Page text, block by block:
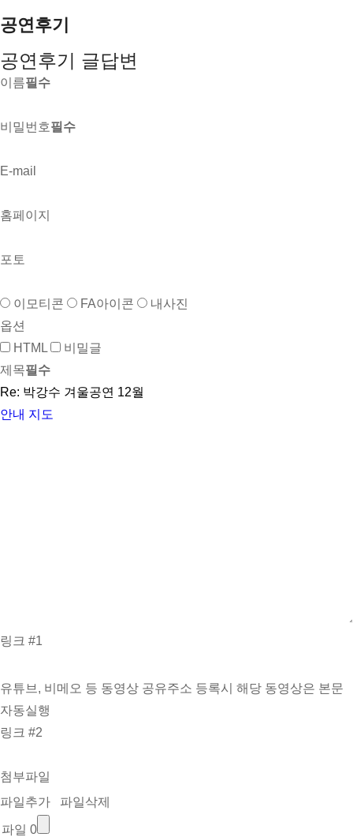
공연후기
공연후기 글답변
이름필수
비밀번호필수
E-mail
홈페이지
포토
이모티콘 FA아이콘
내사진
옵션
HTML
비밀글
제목필수
안내 지도
링크 #1
유튜브, 비메오 등 동영상 공유주소 등록시 해당 동영상은 본문
자동실행
링크 #2
첨부파일
파일추가
파일삭제
파일 0